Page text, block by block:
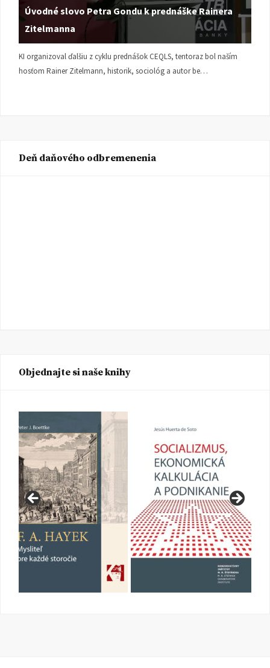
Úvodné slovo Petra Gondu k prednáške Rainera
Zitelmanna
KI organizoval ďalšiu z cyklu prednášok CEQLS, tentoraz bol naším
hosťom Rainer Zitelmann, historik, sociológ a autor be…
Deň daňového odbremenenia
Objednajte si naše knihy